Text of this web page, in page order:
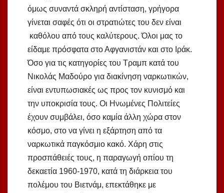
όμως συναντά σκληρή αντίσταση, γρήγορα
γίνεται σαφές ότι οι στρατιώτες του δεν είναι
καθόλου από τους καλύτερους. Όλοι μας το
είδαμε πρόσφατα στο Αφγανιστάν και στο Ιράκ.
Όσο για τις κατηγορίες του Τραμπ κατά του
Νικολάς Μαδούρο για διακίνηση ναρκωτικών,
είναι εντυπωσιακές ως προς τον κυνισμό και
την υποκρισία τους. Οι Ηνωμένες Πολιτείες
έχουν συμβάλει, όσο καμία άλλη χώρα στον
κόσμο, στο να γίνει η εξάρτηση από τα
ναρκωτικά παγκόσμιο κακό. Χάρη στις
προσπάθειές τους, η παραγωγή οπίου τη
δεκαετία 1960-1970, κατά τη διάρκεια του
πολέμου του Βιετνάμ, επεκτάθηκε με